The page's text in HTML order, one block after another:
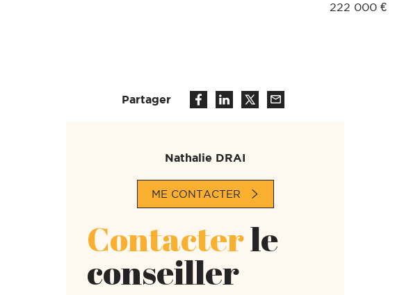
222 000 €
Partager
Nathalie DRAI
ME CONTACTER
Contacterle
conseiller